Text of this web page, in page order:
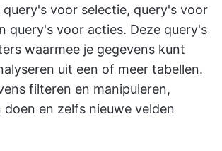
query's voor selectie, query's voor
query's voor acties. Deze query's
waarmee je gegevens kunt
uit een of meer tabellen.
filteren en manipuleren,
doen en zelfs nieuwe velden